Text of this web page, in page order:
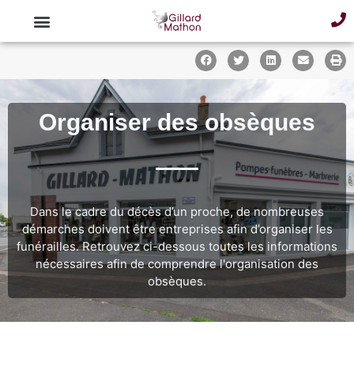
Organiser des obsèques
Dans le cadre du décès d’un proche, de nombreuses
démarches doivent être entreprises afin d’organiser les
funérailles. Retrouvez ci-dessous toutes les informations
nécessaires afin de comprendre l'organisation des
obsèques.